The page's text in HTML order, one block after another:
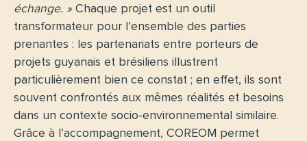
échange. » Chaque projet est un outil
transformateur pour l’ensemble des parties
prenantes : les partenariats entre porteurs de
projets guyanais et brésiliens illustrent
particulièrement bien ce constat ; en effet, ils sont
souvent confrontés aux mêmes réalités et besoins
dans un contexte socio-environnemental similaire.
Grâce à l’accompagnement, COREOM permet